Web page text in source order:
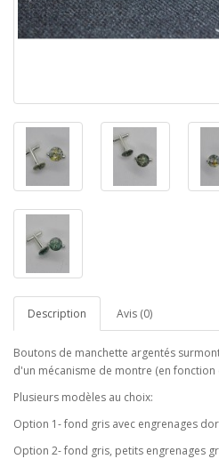
Description Avis (0)
Boutons de manchette argentés
d'un mécanisme de montre (en
Plusieurs modèles au choix:
Option 1- fond gris avec engrenages
Option 2- fond gris, petits engrenages